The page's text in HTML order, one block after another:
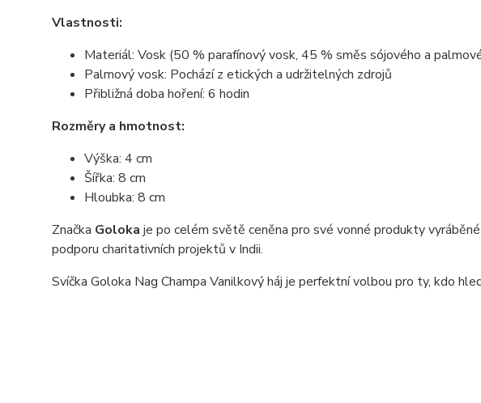
Vlastnosti:
Materiál: Vosk (50 % parafínový vosk, 45 % směs sójového a
Palmový vosk: Pochází z etických a udržitelných zdrojů
Přibližná doba hoření: 6 hodin
Rozměry a hmotnost:
Výška: 4 cm
Šířka: 8 cm
Hloubka: 8 cm
Značka Goloka je po celém světě ceněna pro své vonné produkty
podporu charitativních projektů v Indii.
Svíčka Goloka Nag Champa Vanilkový háj je perfektní volbou pro ty, kdo